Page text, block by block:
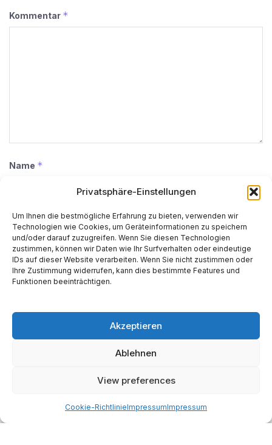
Privatsphäre-Einstellungen
Um Ihnen die bestmögliche Erfahrung zu bieten, verwenden wir
Technologien wie Cookies, um Geräteinformationen zu speichern
und/oder darauf zuzugreifen. Wenn Sie diesen Technologien
zustimmen, können wir Daten wie Ihr Surfverhalten oder eindeutige
IDs auf dieser Website verarbeiten. Wenn Sie nicht zustimmen oder
Ihre Zustimmung widerrufen, kann dies bestimmte Features und
Funktionen beeinträchtigen.
Akzeptieren
Ablehnen
View preferences
Cookie-RichtlinieImpressumImpressum
Kommentar *
Name *
E-Mail-Adresse*
Website
Tech Kapital Prognosen Electric